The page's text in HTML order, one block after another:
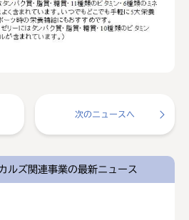
次のニュースへ
ルズ関連事業の最新ニュース